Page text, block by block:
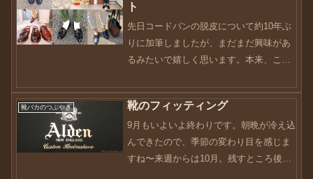
ト
先日コードバンの脱皮について約10年ぶ
りに加筆しましたが、まだまだ興味があ
るみたいで嬉しく思います。本来、この
でしたが、10記事近く書いて昔書いてい
た感じが取り戻せているこの時期に残せ
たらと思い、既存の閲...
靴バカのつぶやき 靴のフィッティング
9月もいよいよ終わりです。朝晩が冷え込
んできたので、季節の変わり目を感じま
すね〜来週からは10月。残すところ後3